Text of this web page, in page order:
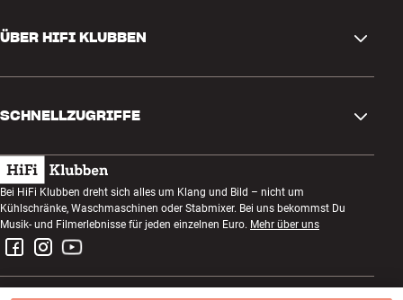
Rückgabe und Reklamation
Bestellung widerrufen
AGB
Datenschutzerklärung
Impressum
ÜBER HIFI KLUBBEN
Kundenklub
Abend zum Zuhören
Wettbewerbe
Jobs bei HiFi Klubben
SCHNELLZUGRIFFE
Geschenkkarte
Bauen mit Klang
Montage und Installation
Bei HiFi Klubben dreht sich alles um Klang und Bild – nicht um
Kühlschränke, Waschmaschinen oder Stabmixer. Bei uns bekommst Du
Musik- und Filmerlebnisse für jeden einzelnen Euro. Mehr über uns